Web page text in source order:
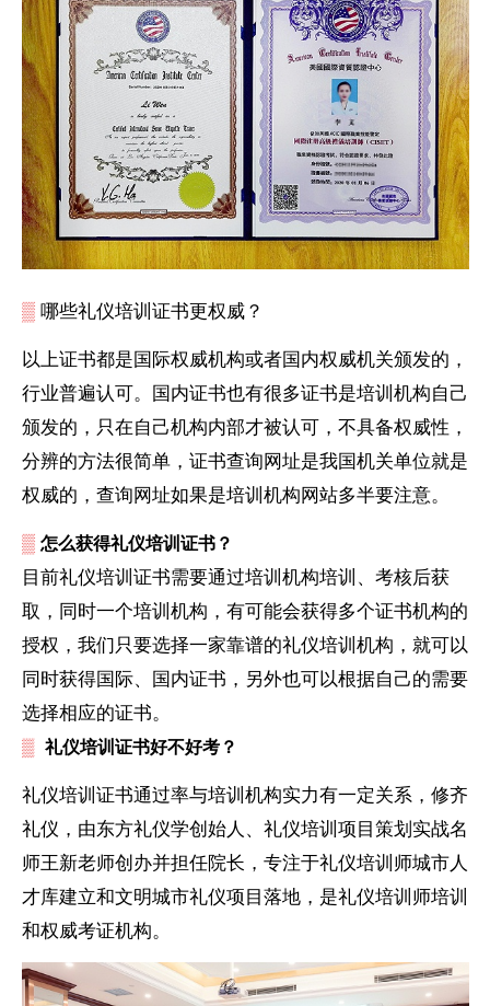
▒ 哪些礼仪培训证书更权威？
以上证书都是国际权威机构或者国内权威机关颁发的，
行业普遍认可。国内证书也有很多证书是培训机构自己
颁发的，只在自己机构内部才被认可，不具备权威性，
分辨的方法很简单，证书查询网址是我国机关单位就是
权威的，查询网址如果是培训机构网站多半要注意。
▒ 怎么获得礼仪培训证书？
目前礼仪培训证书需要通过培训机构培训、考核后获
取，同时一个培训机构，有可能会获得多个证书机构的
授权，我们只要选择一家靠谱的礼仪培训机构，就可以
同时获得国际、国内证书，另外也可以根据自己的需要
选择相应的证书。
▒ 礼仪培训证书好不好考？
礼仪培训证书通过率与培训机构实力有一定关系，修齐
礼仪，由东方礼仪学创始人、礼仪培训项目策划实战名
师王新老师创办并担任院长，专注于礼仪培训师城市人
才库建立和文明城市礼仪项目落地，是礼仪培训师培训
和权威考证机构。